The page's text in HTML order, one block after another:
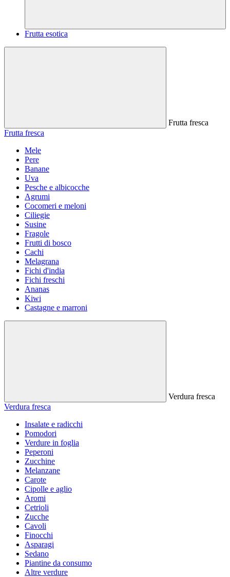
Frutta esotica
Frutta fresca
Frutta fresca
Mele
Pere
Banane
Uva
Pesche e albicocche
Agrumi
Cocomeri e meloni
Ciliegie
Susine
Fragole
Frutti di bosco
Cachi
Melagrana
Fichi d'india
Fichi freschi
Ananas
Kiwi
Castagne e marroni
Verdura fresca
Verdura fresca
Insalate e radicchi
Pomodori
Verdure in foglia
Peperoni
Zucchine
Melanzane
Carote
Cipolle e aglio
Aromi
Cetrioli
Zucche
Cavoli
Finocchi
Asparagi
Sedano
Piantine da consumo
Altre verdure